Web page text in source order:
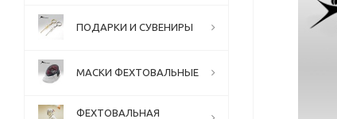
ПОДАРКИ И СУВЕНИРЫ
МАСКИ ФЕХТОВАЛЬНЫЕ
ФЕХТОВАЛЬНАЯ